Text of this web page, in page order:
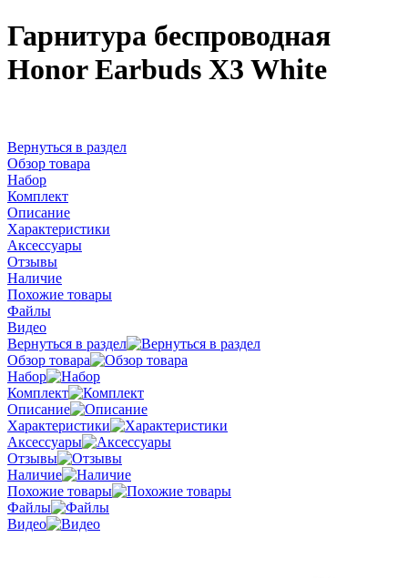
Гарнитура беспроводная
Honor Earbuds X3 White
Вернуться в раздел
Обзор товара
Набор
Комплект
Описание
Характеристики
Аксессуары
Отзывы
Наличие
Похожие товары
Файлы
Видео
Вернуться в раздел
Обзор товара
Набор
Комплект
Описание
Характеристики
Аксессуары
Отзывы
Наличие
Похожие товары
Файлы
Видео